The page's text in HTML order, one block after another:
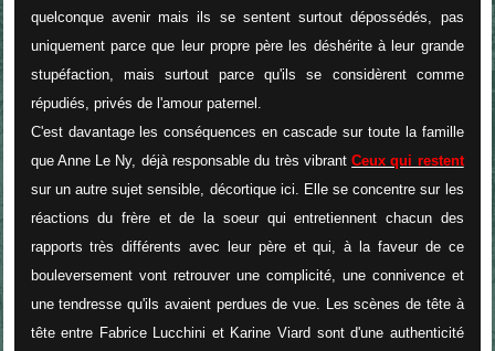
quelconque avenir mais ils se sentent surtout dépossédés, pas
uniquement parce que leur propre père les déshérite à leur grande
stupéfaction, mais surtout parce qu'ils se considèrent comme
répudiés, privés de l'amour paternel.
C'est davantage les conséquences en cascade sur toute la famille
que Anne Le Ny, déjà responsable du très vibrantCeux qui restent
sur un autre sujet sensible, décortique ici. Elle se concentre sur les
réactions du frère et de la soeur qui entretiennent chacun des
rapports très différents avec leur père et qui, à la faveur de ce
bouleversement vont retrouver une complicité, une connivence et
une tendresse qu'ils avaient perdues de vue. Les scènes de tête à
tête entre Fabrice Lucchini et Karine Viard sont d'une authenticité